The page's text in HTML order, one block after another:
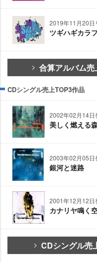
2019年11月20日
ツギハギカラ
合算アルバム
CDシングル売上TOP3作品
2002年02月14日
美しく燃える
2003年02月05日
銀河と迷路
2001年12月12日
カナリヤ鳴く
CDシングル売